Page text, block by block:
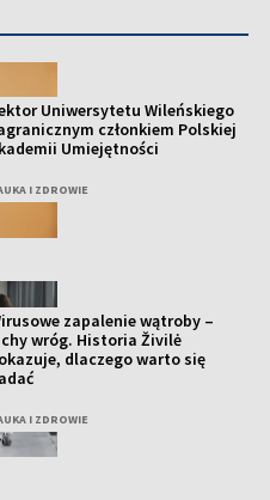
Uniwersytetu Wileńskiego
członkiem Polskiej
Umiejętności
I ZDROWIE
zapalenie wątroby –
wróg. Historia Živilė
dlaczego warto się
I ZDROWIE